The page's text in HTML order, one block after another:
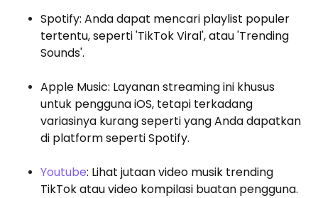
Spotify: Anda dapat mencari playlist populer
tertentu, seperti 'TikTok Viral', atau 'Trending
Sounds'.
Apple Music: Layanan streaming ini khusus
untuk pengguna iOS, tetapi terkadang
variasinya kurang seperti yang Anda dapatkan
di platform seperti Spotify.
Youtube: Lihat jutaan video musik trending
TikTok atau video kompilasi buatan pengguna.